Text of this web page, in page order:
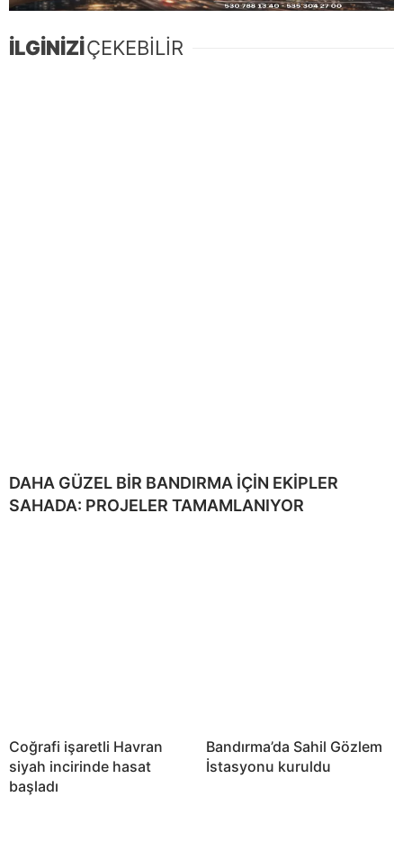
İLGİNİZİÇEKEBİLİR
DAHA GÜZEL BİR BANDIRMA İÇİN EKİPLER
SAHADA: PROJELER TAMAMLANIYOR
Coğrafi işaretli Havran
siyah incirinde hasat
başladı
Bandırma’da Sahil Gözlem
İstasyonu kuruldu